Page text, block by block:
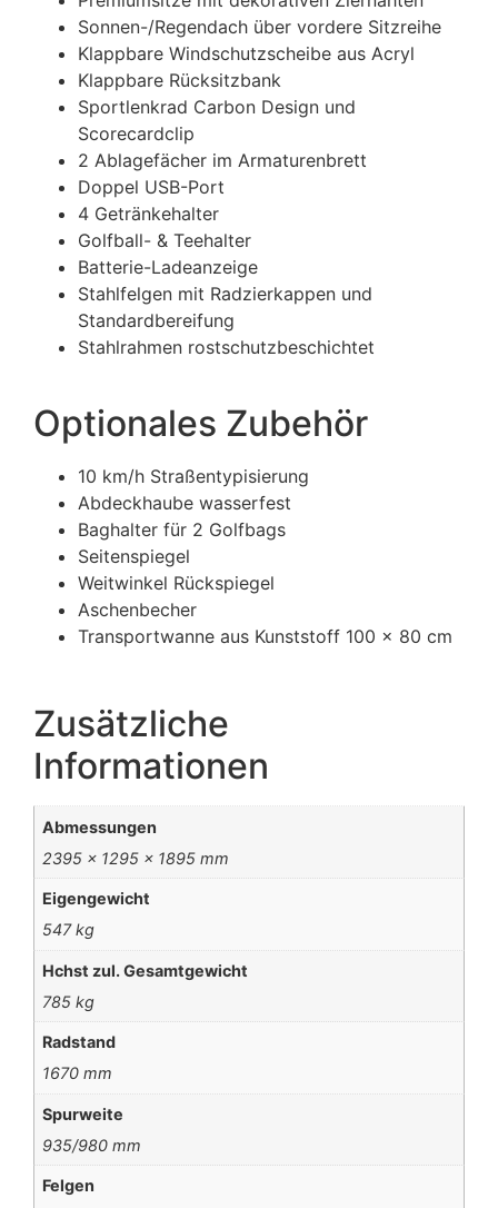
Sonnen-/Regendach über vordere Sitzreihe
Klappbare Windschutzscheibe aus Acryl
Klappbare Rücksitzbank
Sportlenkrad Carbon Design und
Scorecardclip
2 Ablagefächer im Armaturenbrett
Doppel USB-Port
4 Getränkehalter
Golfball- & Teehalter
Batterie-Ladeanzeige
Stahlfelgen mit Radzierkappen und
Standardbereifung
Stahlrahmen rostschutzbeschichtet
Optionales Zubehör
10 km/h Straßentypisierung
Abdeckhaube wasserfest
Baghalter für 2 Golfbags
Seitenspiegel
Weitwinkel Rückspiegel
Aschenbecher
Transportwanne aus Kunststoff 100 x 80 cm
Zusätzliche
Informationen
Abmessungen
2395 x 1295 x 1895 mm
Eigengewicht
547 kg
Hchst zul. Gesamtgewicht
785 kg
Radstand
1670 mm
Spurweite
935/980 mm
Felgen